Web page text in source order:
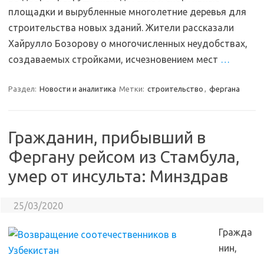
площадки и вырубленные многолетние деревья для
строительства новых зданий. Жители рассказали
Хайрулло Бозорову о многочисленных неудобствах,
создаваемых стройками, исчезновением мест …
Раздел: Новости и аналитика Метки: строительство , фергана
Гражданин, прибывший в
Фергану рейсом из Стамбула,
умер от инсульта: Минздрав
25/03/2020
Гражда
нин,